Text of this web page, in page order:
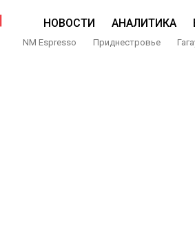
НОВОСТИ АНАЛИТИКА
NM Espresso Приднестровье